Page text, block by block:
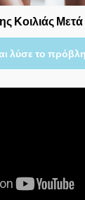
Κοιλιάς
λύσε το